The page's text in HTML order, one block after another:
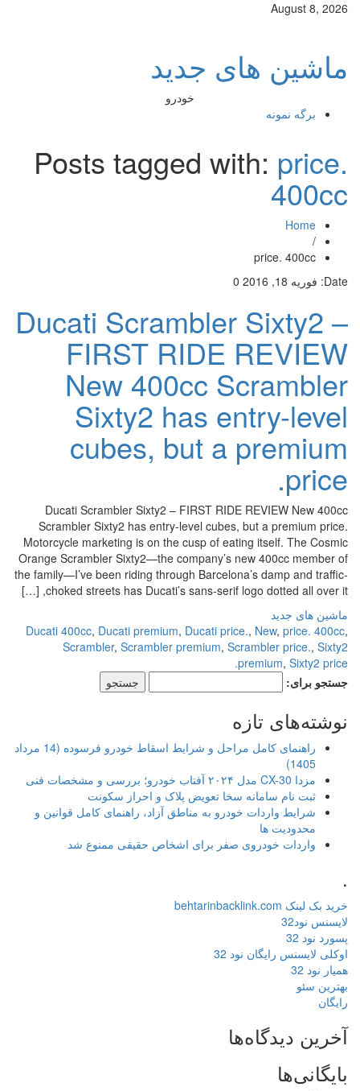
August 8, 2026
ماشین های جدید
خودرو
برگه نمونه
Posts tagged with:price.
400cc
Home
/
price. 400cc
Date: فوریه 18, 2016 0
Ducati Scrambler Sixty2 –
FIRST RIDE REVIEW
New 400cc Scrambler
Sixty2 has entry-level
cubes, but a premium
price.
Ducati Scrambler Sixty2 – FIRST RIDE REVIEW New 400cc
Scrambler Sixty2 has entry-level cubes, but a premium price.
Motorcycle marketing is on the cusp of eating itself. The Cosmic
Orange Scrambler Sixty2—the company’s new 400cc member of
the family—I’ve been riding through Barcelona’s damp and traffic-
choked streets has Ducati’s sans-serif logo dotted all over it, […]
ماشین های جدید
Ducati 400cc,Ducati premium,Ducati price.,New,price. 400cc
Scrambler,Scrambler premium,Scrambler price.,Sixty2
premium,Sixty2 price.
جستجو برای:
نوشته‌های تازه
راهنمای کامل مراحل و شرایط اسقاط خودرو فرسوده (14 مرداد
1405)
مزدا CX-30 مدل ۲۰۲۴ آفتاب خودرو؛ بررسی و مشخصات فنی
ثبت نام سامانه سخا تعویض پلاک و احراز سکونت
شرایط واردات خودرو به مناطق آزاد، راهنمای کامل قوانین و
محدودیت ها
واردات خودروی صفر برای اشخاص حقیقی ممنوع شد
خرید بک لینک behtarinbacklink.com
لایسنس نود32
پسورد نود 32
اوکلی لایسنس رایگان نود 32
همیار نود 32
بهترین سئو
رایگان
آخرین دیدگاه‌ها
بایگانی‌ها